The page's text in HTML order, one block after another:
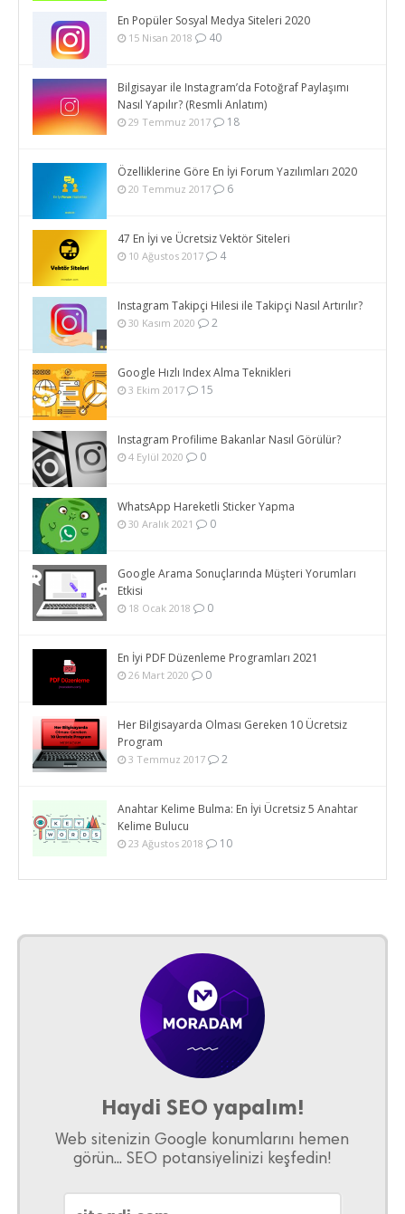
En Popüler Sosyal Medya Siteleri 2020
15 Nisan 2018 40
Bilgisayar ile Instagram’da Fotoğraf Paylaşımı
Nasıl Yapılır? (Resmli Anlatım)
29 Temmuz 2017 18
Özelliklerine Göre En İyi Forum Yazılımları 2020
20 Temmuz 2017 6
47 En İyi ve Ücretsiz Vektör Siteleri
10 Ağustos 2017 4
Instagram Takipçi Hilesi ile Takipçi Nasıl Artırılır?
30 Kasım 2020 2
Google Hızlı Index Alma Teknikleri
3 Ekim 2017 15
Instagram Profilime Bakanlar Nasıl Görülür?
4 Eylül 2020 0
WhatsApp Hareketli Sticker Yapma
30 Aralık 2021 0
Google Arama Sonuçlarında Müşteri Yorumları
Etkisi
18 Ocak 2018 0
En İyi PDF Düzenleme Programları 2021
26 Mart 2020 0
Her Bilgisayarda Olması Gereken 10 Ücretsiz
Program
3 Temmuz 2017 2
Anahtar Kelime Bulma: En İyi Ücretsiz 5 Anahtar
Kelime Bulucu
23 Ağustos 2018 10
Haydi SEO yapalım!
Web sitenizin Google konumlarını hemen
görün... SEO potansiyelinizi keşfedin!